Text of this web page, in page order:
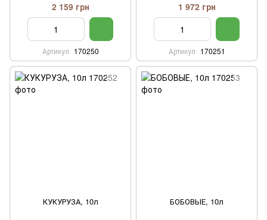
2 159 грн
Артикул 170250
1 972 грн
Артикул 170251
КУКУРУЗА, 10л БОБОВЫЕ, 10л